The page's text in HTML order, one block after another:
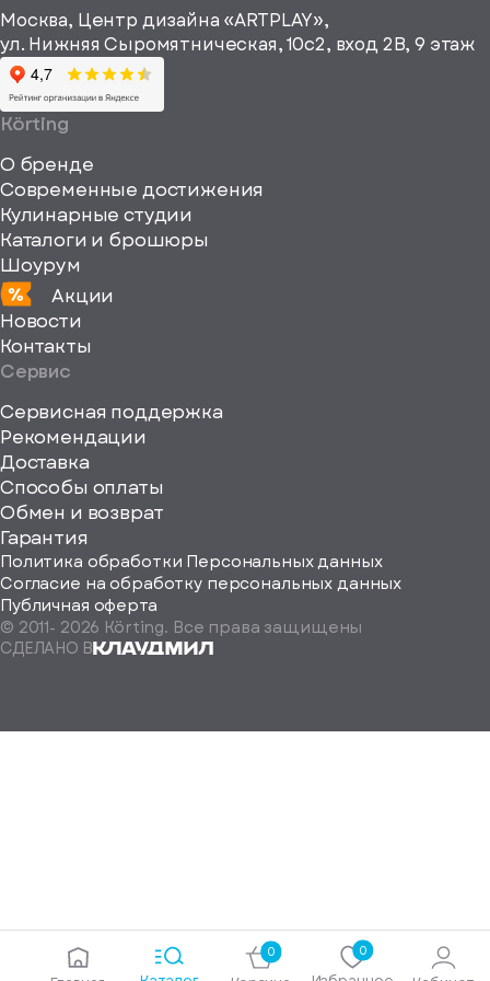
информационные
материалы
viewBox="0
0
Москва, Центр дизайна «ARTPLAY»,
ул. Нижняя Сыромятническая, 10с2, вход 2B, 9 этаж
Körting
О бренде
Современные достижения
Кулинарные студии
Каталоги и брошюры
Шоурум
Акции
Новости
Контакты
Сервис
Сервисная поддержка
Рекомендации
Доставка
Способы оплаты
Обмен и возврат
Гарантия
Политика обработки Персональных данных
Согласие на обработку персональных данных
Публичная оферта
© 2011- 2026 Körting. Все права защищены
СДЕЛАНО В
0 0
Определить
на-
Самара